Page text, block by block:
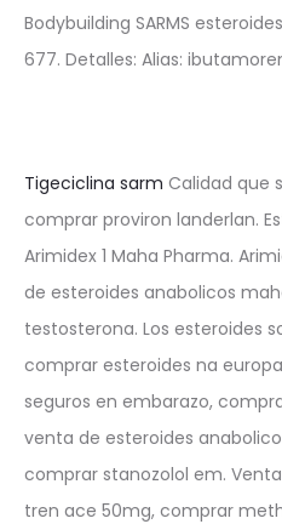
Bodybuilding SARMS
677. Detalles: Alias:
Tigeciclina sarm Calidad que
comprar proviron landerlan.
Arimidex 1 Maha Pharma.
de esteroides anabolicos
testosterona. Los esteroides
comprar esteroides na
seguros en embarazo,
venta de esteroides
comprar stanozolol em.
tren ace 50mg, comprar